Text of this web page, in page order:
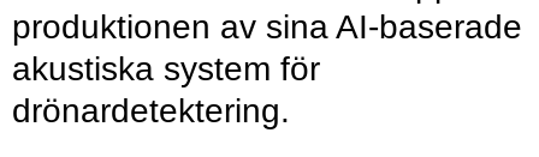
produktionen av sina AI-baserade
akustiska system för
drönardetektering.